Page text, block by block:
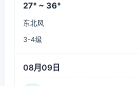
27° ~ 36°
东北风
3-4级
08月09日